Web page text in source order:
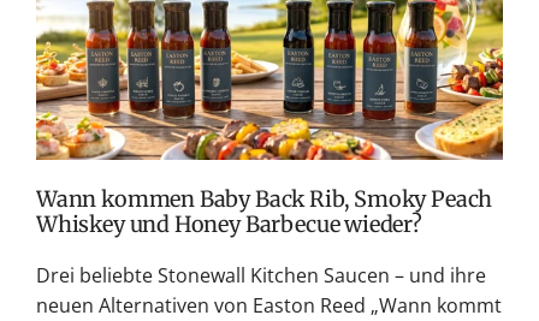
s
Wann kommen Baby Back Rib, Smoky Peach
Whiskey und Honey Barbecue wieder?
Drei beliebte Stonewall Kitchen Saucen – und ihre
neuen Alternativen von Easton Reed „Wann kommt